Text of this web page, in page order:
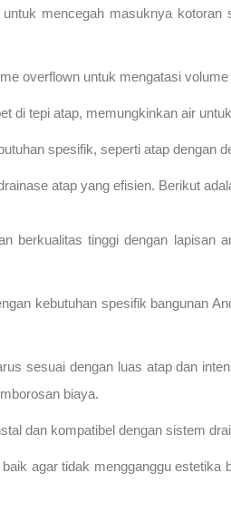
mencegah masuknya
overflown untuk mengatasi
di tepi atap, memungkinkan air
spesifik, seperti atap dengan
atap yang efisien. Berikut
berkualitas tinggi dengan
kebutuhan spesifik bangunan
sesuai dengan luas atap dan
biaya.
dan kompatibel dengan sistem
agar tidak mengganggu